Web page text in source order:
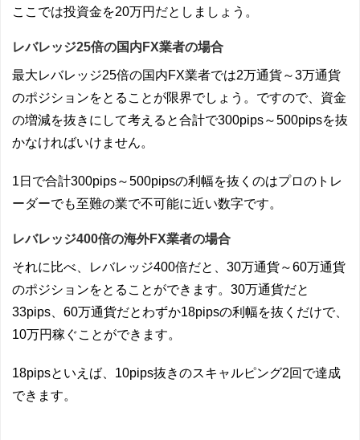
ここでは投資金を20万円だとしましょう。
レバレッジ25倍の国内FX業者の場合
最大レバレッジ25倍の国内FX業者では2万通貨～3万通貨
のポジションをとることが限界でしょう。ですので、資金
の増減を抜きにして考えると合計で300pips～500pipsを抜
かなければいけません。
1日で合計300pips～500pipsの利幅を抜くのはプロのトレ
ーダーでも至難の業で不可能に近い数字です。
レバレッジ400倍の海外FX業者の場合
それに比べ、レバレッジ400倍だと、30万通貨～60万通貨
のポジションをとることができます。30万通貨だと
33pips、60万通貨だとわずか18pipsの利幅を抜くだけで、
10万円稼ぐことができます。
18pipsといえば、10pips抜きのスキャルピング2回で達成
できます。